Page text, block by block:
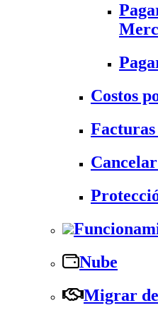
Costos
Nube
Migrar